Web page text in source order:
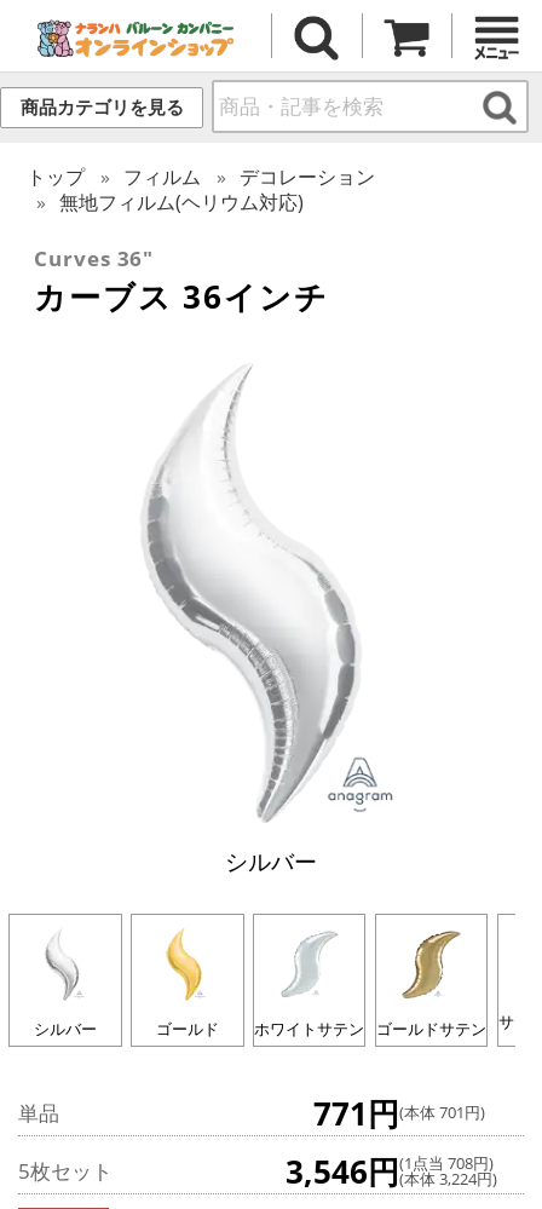
商品カテゴリを見る
トップ フィルム
デコレーション
無地フィルム(ヘリウム対応)
Curves 36"
カーブス 36インチ
シルバー
シルバー ゴールド ホワイトサテン ゴールドサテン サテ
単品 771円(本体 701円)
5枚セット 3,546円(1点当 708円)
(本体 3,224円)